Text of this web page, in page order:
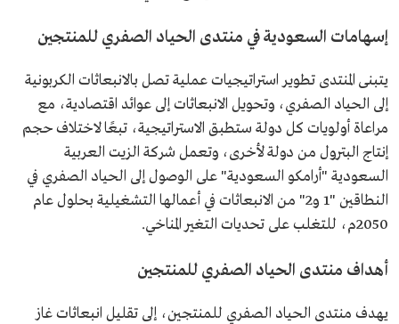
إسهامات السعودية في منتدى الحياد الصفري للمنتجين
يتبنى المنتدى تطوير استراتيجيات عملية تصل بالانبعاثات الكربونية
إلى الحياد الصفري، وتحويل الانبعاثات إلى عوائد اقتصادية، مع
مراعاة أولويات كل دولة ستطبق الاستراتيجية، تبعًا لاختلاف حجم
إنتاج البترول من دولة لأخرى، وتعمل شركة الزيت العربية
السعودية "أرامكو السعودية" على الوصول إلى الحياد الصفري في
النطاقين "1 و2" من الانبعاثات في أعمالها التشغيلية بحلول عام
2050م، للتغلب على تحديات التغير المناخي.
أهداف منتدى الحياد الصفري للمنتجين
يهدف منتدى الحياد الصفري للمنتجين، إلى تقليل انبعاثات غاز